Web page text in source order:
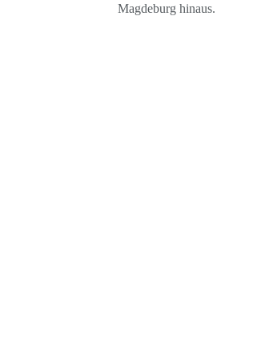
Magdeburg hinaus.